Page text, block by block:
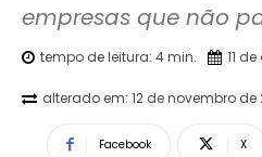
empresas que não
tempo de leitura: 4min. 11
alterado em: 12 de novembro de
Facebook X